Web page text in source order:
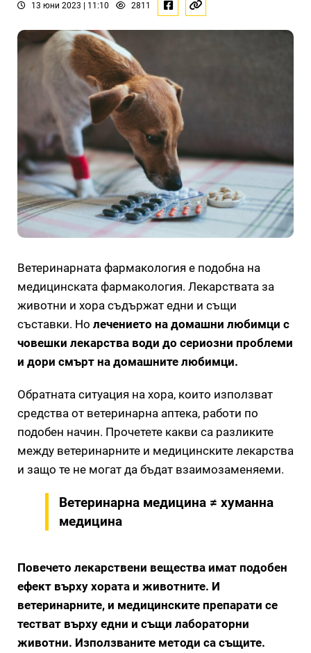
13 юни 2023 | 11:10 2811
Ветеринарната фармакология е подобна на
медицинската фармакология. Лекарствата за
животни и хора съдържат едни и същи
съставки. Но лечението на домашни любимци с
човешки лекарства води до сериозни проблеми
и дори смърт на домашните любимци.
Обратната ситуация на хора, които използват
средства от ветеринарна аптека, работи по
подобен начин. Прочетете какви са разликите
между ветеринарните и медицинските лекарства
и защо те не могат да бъдат взаимозаменяеми.
Ветеринарна медицина ≠ хуманна
медицина
Повечето лекарствени вещества имат подобен
ефект върху хората и животните. И
ветеринарните, и медицинските препарати се
тестват върху едни и същи лабораторни
животни. Използваните методи са същите.